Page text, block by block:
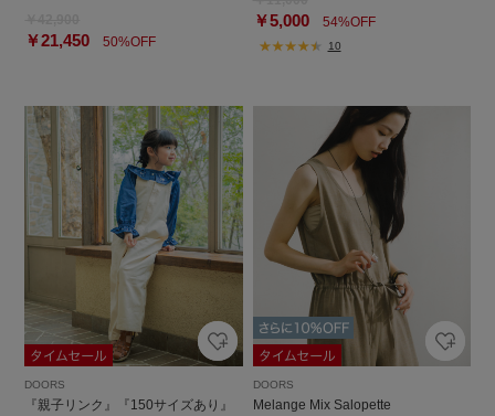
￥21,450 50%OFF
￥5,00054%OFF
10
DOORS
『親子リンク』『150サイズあり』
DOORS
Melange Mix Salopette